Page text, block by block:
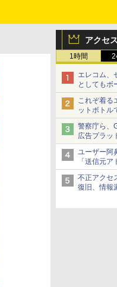
アクセ
1時間
エレコム、
としてもボ
スツーウェ
えずに書き
これぞ着
ットボトル
ードバイク
ど！その14
警察庁ら、
広告プラッ
広告」対策
使った投資
ユーザー阿
「送信元
【やじうま
不正アクセ
復旧、情報